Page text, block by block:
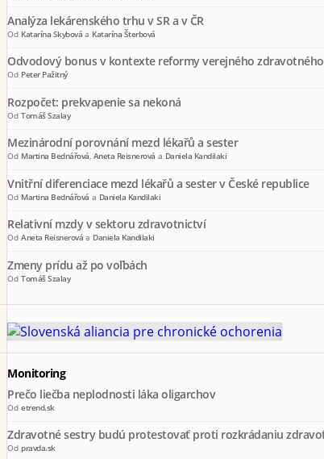
Analýza lekárenského trhu v SR a v ČR
Od Katarína Skybová a Katarína Šterbová
Odvodový bonus v kontexte reformy verejného
Od Peter Pažitný
Rozpočet: prekvapenie sa nekoná
Od Tomáš Szalay
Mezinárodní porovnání mezd lékařů a sester
Od Martina Bednářová, Aneta Reisnerová a Daniela Kandilaki
Vnitřní diferenciace mezd lékařů a sester v České republice
Od Martina Bednářová a Daniela Kandilaki
Relativní mzdy v sektoru zdravotnictví
Od Aneta Reisnerová a Daniela Kandilaki
Zmeny prídu až po voľbách
Od Tomáš Szalay
Monitoring
Prečo liečba neplodnosti láka oligarchov
Od etrend.sk
Zdravotné sestry budú protestovať proti rozkrádaniu
Od pravda.sk